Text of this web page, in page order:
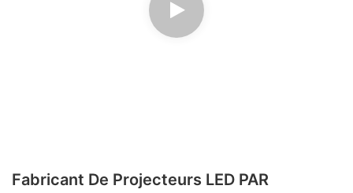
Fabricant De Projecteurs LED PAR